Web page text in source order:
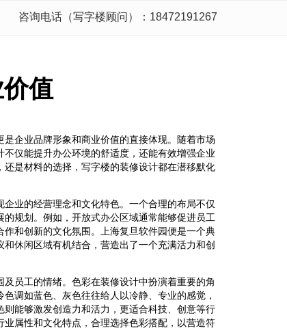
咨询电话（写字楼顾问）：18472191267
值
企业品牌形象和商业价值的直接体现。随着市场
仅能提升办公环境的舒适度，还能有效增强企业
是材料的选择，写字楼的装修设计都在潜移默化
业的经营理念和文化特色。一个合理的布局不仅
规划。例如，开放式办公区域通常能够促进员工
和创新的文化氛围。上海复旦软件园便是一个典
休闲区域有机结合，营造出了一个充满活力和创
员工的情绪。色彩在装修设计中扮演着重要的角
调如蓝色、灰色往往给人以冷静、专业的感觉，
能够激发创造力和活力，更适合科技、创意等行
属性和文化特点，合理选择色彩搭配，以营造符